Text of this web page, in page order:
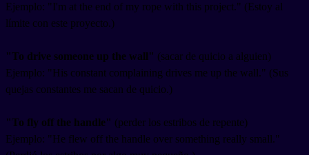
Ejemplo: "I'm at the end of my rope with this project." (Estoy al
límite con este proyecto.)
"To drive someone up the wall" (sacar de quicio a alguien)
Ejemplo: "His constant complaining drives me up the wall." (Sus
quejas constantes me sacan de quicio.)
"To fly off the handle" (perder los estribos de repente)
Ejemplo: "He flew off the handle over something really small."